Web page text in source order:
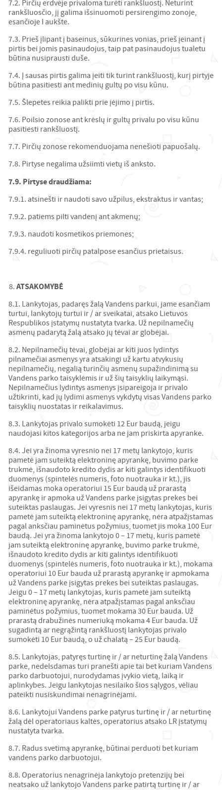
7.2. Pirčių erdvėje privaloma turėti rankšluostį. Neturint
rankšluosčio, jį galima išsinuomoti persirengimo zonoje,
esančioje I aukšte.
7.3. Prieš įlipant į baseinus, sūkurines vonias, prieš įeinant į
pirtis bei jomis pasinaudojus, taip pat pasinaudojus tualetu
būtina nusiprausti duše.
7.4. Į sausas pirtis galima įeiti tik turint rankšluostį, kurį pirtyje
būtina pasitiesti ant medinių gultų po visu kūnu.
7.5. Šlepetes reikia palikti prie įėjimo į pirtis.
7.6. Poilsio zonose ant krėslų ir gultų privalu po visu kūnu
pasitiesti rankšluostį.
7.7. Pirčių zonose rekomenduojama nenešioti papuošalų.
7.8. Pirtyse negalima užsiimti vietų iš anksto.
7.9. Pirtyse draudžiama:
7.9.1. atsinešti ir naudoti savo užpilus, ekstraktus ir vantas;
7.9.2. patiems pilti vandenį ant akmenų;
7.9.3. naudoti kosmetikos priemones;
7.9.4. reguliuoti pirčių patalpose esančius prietaisus.
ATSAKOMYBĖ
8.1. Lankytojas, padaręs žalą Vandens parkui, jame esančiam
turtui, lankytojų turtui ir / ar sveikatai, atsako Lietuvos
Respublikos įstatymų nustatyta tvarka. Už nepilnamečių
asmenų padarytą žalą atsako jų tėvai ar globėjai.
8.2. Nepilnamečių tėvai, globėjai ar kiti juos lydintys
pilnamečiai asmenys yra atsakingi už kartu atvykusių
nepilnamečių, negalią turinčių asmenų supažindinimą su
Vandens parko taisyklėmis ir už šių taisyklių laikymąsi.
Nepilnamečius lydintys asmenys įsipareigoja ir privalo
užtikrinti, kad jų lydimi asmenys vykdytų visas Vandens parko
taisyklių nuostatas ir reikalavimus.
8.3. Lankytojas privalo sumokėti 12 Eur baudą, jeigu
naudojasi kitos kategorijos arba ne jam priskirta apyranke.
8.4. Jei yra žinoma vyresnio nei 17 metų lankytojo, kuris
pametė jam suteiktą elektroninę apyrankę, buvimo parke
trukmė, išnaudoto kredito dydis ar kiti galintys identifikuoti
duomenys (spintelės numeris, foto nuotrauka ir kt.), jis
išeidamas moka operatoriui 15 Eur baudą už prarastą
apyrankę ir apmoka už Vandens parke įsigytas prekes bei
suteiktas paslaugas. Jei vyresnis nei 17 metų lankytojas, kuris
pametė jam suteiktą elektroninę apyrankę, nėra atpažįstamas
pagal anksčiau paminėtus požymius, tuomet jis moka 100 Eur
baudą. Jei yra žinoma lankytojo 0 – 17 metų, kuris pametė
jam suteiktą elektroninę apyrankę, buvimo parke trukmė,
išnaudoto kredito dydis ar kiti galintys identifikuoti
duomenys (spintelės numeris, foto nuotrauka ir kt.), mokama
operatoriui 10 Eur bauda už prarastą apyrankę ir apmokama
už Vandens parke įsigytas prekes bei suteiktas paslaugas.
Jeigu 0 – 17 metų lankytojas, kuris pametė jam suteiktą
elektroninę apyrankę, nėra atpažįstamas pagal anksčiau
paminėtus požymius, tuomet mokama 30 Eur bauda. Už
prarastą drabužinės numeriuką mokama 4 Eur bauda. Už
sugadintą ar negrąžintą rankšluostį lankytojas privalo
sumokėti 10 Eur baudą, o už chalatą – 25 Eur baudą.
8.5. Lankytojas, patyręs turtinę ir / ar neturtinę žalą Vandens
parke, nedelsdamas turi pranešti apie tai bet kuriam Vandens
parko darbuotojui, nurodydamas įvykio vietą, laiką ir
aplinkybes. Jeigu lankytojas nesilaiko šios sąlygos, vėliau
pateikti nusiskundimai nenagrinėjami.
8.6. Lankytojui Vandens parke patyrus turtinę ir / ar neturtinę
žalą dėl operatoriaus kaltės, operatorius atsako LR įstatymų
nustatyta tvarka.
8.7. Radus svetimą apyrankę, būtinai perduoti bet kuriam
vandens parko darbuotojui.
8.8. Operatorius nenagrinėja lankytojo pretenzijų bei
neatsako už lankytojo Vandens parke patirtą turtinę ir / ar